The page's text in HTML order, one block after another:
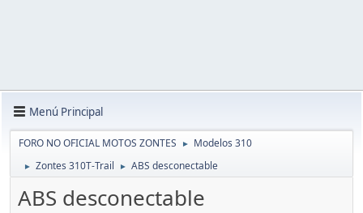
Menú Principal
FORO NO OFICIAL MOTOS ZONTES ► Modelos 310
► Zontes 310T-Trail ► ABS desconectable
ABS desconectable